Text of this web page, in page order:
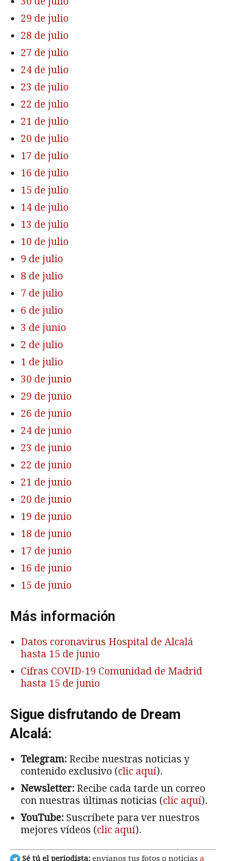
29 de julio
28 de julio
27 de julio
24 de julio
23 de julio
22 de julio
21 de julio
20 de julio
17 de julio
16 de julio
15 de julio
14 de julio
13 de julio
10 de julio
9 de julio
8 de julio
7 de julio
6 de julio
3 de junio
2 de julio
1 de julio
30 de junio
29 de junio
26 de junio
24 de junio
23 de junio
22 de junio
21 de junio
20 de junio
19 de junio
18 de junio
17 de junio
16 de junio
15 de junio
Más información
Datos coronavirus Hospital de Alcalá
hasta 15 de junio
Cifras COVID-19 Comunidad de Madrid
hasta 15 de junio
Sigue disfrutando de Dream
Alcalá:
Telegram: Recibe nuestras noticias y
contenido exclusivo (clic aquí).
Newsletter: Recibe cada tarde un correo
con nuestras últimas noticias (clic aquí).
YouTube: Suscríbete para ver nuestros
mejores vídeos (clic aquí).
Sé tú el periodista: envíanos tus fotos o noticias a